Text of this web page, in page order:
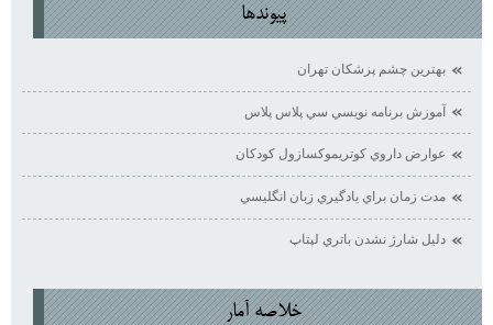
پيوندها
بهترين چشم پزشكان تهران
آموزش برنامه نويسي سي پلاس پلاس
عوارض داروي كوتريموكسازول كودكان
مدت زمان براي يادگيري زبان انگليسي
دليل شارژ نشدن باتري لپتاپ
خلاصه آمار